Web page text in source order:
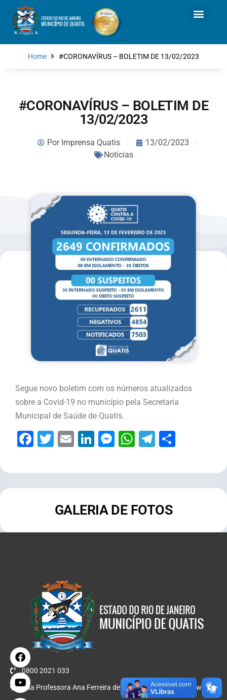
Home #CORONAVÍRUS – BOLETIM DE 13/02/2023
#CORONAVÍRUS – BOLETIM DE
13/02/2023
PorImprensa Quatis
13/02/2023
Notícias
Segue novo boletim com os números atualizados
sobre a Covid-19 no município pela Secretaria
Municipal de Saúde de Quatis.
Facebook
Twitter
EmailLinkedIn
Messenger
WhatsApp
Telegram
GALERIA DE FOTOS
0800 2021 033
Rua Professora Ana Ferreira de Oliveira, Nº 47, Bondarowsky